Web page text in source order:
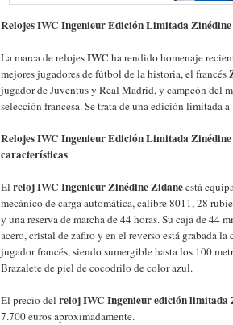
Relojes IWC Ingenieur Edición Limitada
La marca de relojesIWC ha rendido homenaje
mejores jugadores de fútbol de la historia, el francés
jugador de Juventus y Real Madrid, y campeón del
selección francesa. Se trata de una edición limitada
Relojes IWC Ingenieur Edición Limitada
características
El reloj IWC Ingenieur Zinédine Zidaneestá
mecánico de carga automática, calibre 8011, 28
y una reserva de marcha de 44 horas. Su caja de 44
acero, cristal de zafiro y en el reverso está grabada la
jugador francés, siendo sumergible hasta los 100
Brazalete de piel de cocodrilo de color azul.
El precio del reloj IWC Ingenieur edición limitada
7.700 euros aproximadamente.